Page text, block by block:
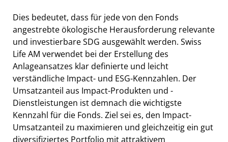
Dies bedeutet, dass für jede von den Fonds
angestrebte ökologische Herausforderung relevante
und investierbare SDG ausgewählt werden. Swiss
Life AM verwendet bei der Erstellung des
Anlageansatzes klar definierte und leicht
verständliche Impact- und ESG-Kennzahlen. Der
Umsatzanteil aus Impact-Produkten und -
Dienstleistungen ist demnach die wichtigste
Kennzahl für die Fonds. Ziel sei es, den Impact-
Umsatzanteil zu maximieren und gleichzeitig ein gut
diversifiziertes Portfolio mit attraktivem